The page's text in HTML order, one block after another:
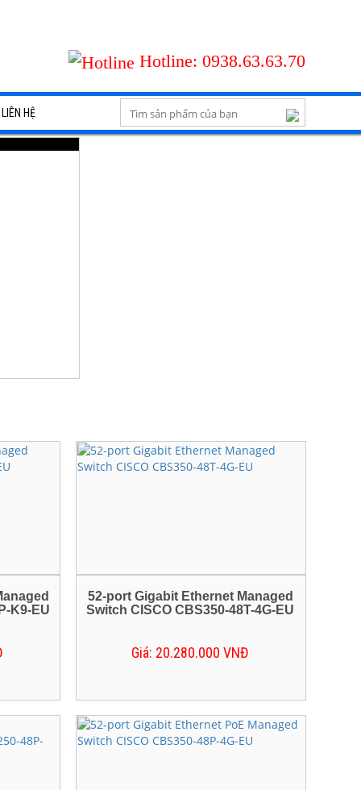
Hotline: 0938.63.63.70
LIÊN HỆ
K9-EU
52-port Gigabit Ethernet Managed
Switch CISCO CBS350-48T-4G-EU
Giá: 20.280.000 VNĐ